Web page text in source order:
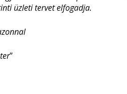
üzleti tervet elfogadja.
”